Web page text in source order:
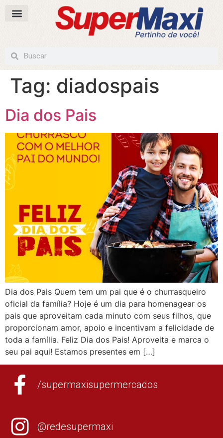
Tag: diadospais
Dia dos Pais
Dia dos Pais Quem tem um pai que é o churrasqueiro
oficial da família? Hoje é um dia para homenagear os
pais que aproveitam cada minuto com seus filhos, que
proporcionam amor, apoio e incentivam a felicidade de
toda a família. Feliz Dia dos Pais! Aproveita e marca o
seu pai aqui! Estamos presentes em […]
/supermaxisupermercados
@redesupermaxi